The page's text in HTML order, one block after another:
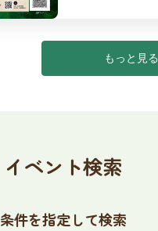
もっと見る
イベント検索
条件を指定して検索